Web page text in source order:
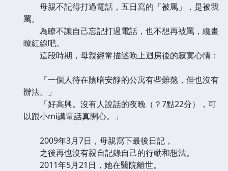
母親不記得打過電話，五日寫的「被罵」，是被我
罵。
為瞭不讓自己忘記打過電話，也不想再被罵，纔畫
瞭紅線吧。
這段時期，母親經常描述晚上迴房後的寂寞心情：
「一個人待在陰暗安靜的公寓有些難熬，但也沒有
辦法。」
「好高興。沒有人說話的夜晚（？7點22分），可
以跟小mi講電話真開心。」
2009年3月7日，母親寫下最後日記，
之後再也沒有親自記錄自己的行動和想法。
2011年5月21日，她在醫院離世。